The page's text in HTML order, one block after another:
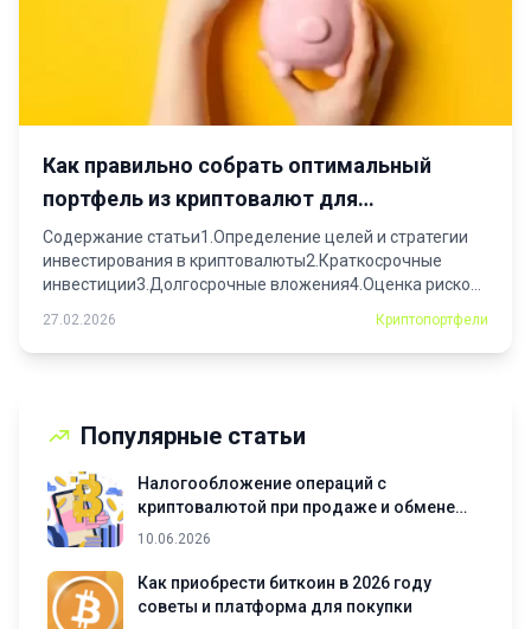
Как правильно собрать оптимальный
портфель из криптовалют для
начинающих инвесторов
Содержание статьи1.Определение целей и стратегии
инвестирования в криптовалюты2.Краткосрочные
инвестиции3.Долгосрочные вложения4.Оценка рисков
27.02.2026 Криптопортфели
Популярные статьи
Налогообложение операций с
криптовалютой при продаже и обмене
активов
10.06.2026
Как приобрести биткоин в 2026 году
советы и платформа для покупки